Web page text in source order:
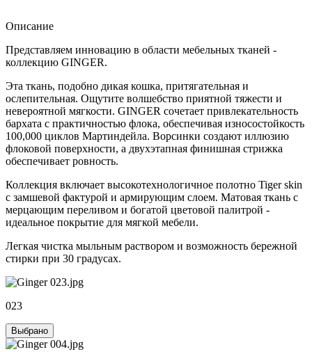
Описание
Представляем инновацию в области мебельных тканей -
коллекцию GINGER.
Эта ткань, подобно дикая кошка, притягательная и
ослепительная. Ощутите волшебство приятной тяжести и
невероятной мягкости. GINGER сочетает привлекательность
бархата с практичностью флока, обеспечивая износостойкость
100,000 циклов Мартиндейла. Ворсинки создают иллюзию
флоковой поверхности, а двухэтапная финишная стрижка
обеспечивает ровность.
Коллекция включает высокотехнологичное полотно Tiger skin
с замшевой фактурой и армирующим слоем. Матовая ткань с
мерцающим переливом и богатой цветовой палитрой -
идеальное покрытие для мягкой мебели.
Легкая чистка мыльным раствором и возможность бережной
стирки при 30 градусах.
023
Выбрано